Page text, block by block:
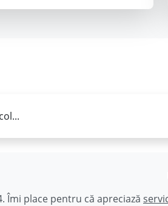
Îmi place pentru că apreciază